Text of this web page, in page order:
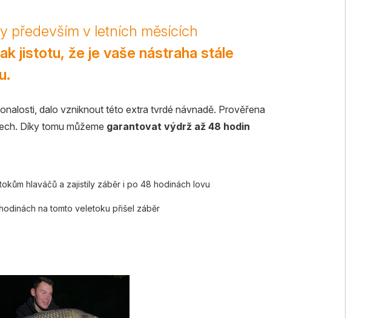
především v letních měsících
jistotu, že je vaše nástraha stále
dalo vzniknout této extra tvrdé návnadě. Prověřena
Díky tomu můžeme garantovat výdrž až 48 hodin
hlaváčů a zajistily záběr i po 48 hodinách lovu
na tomto veletoku přišel záběr